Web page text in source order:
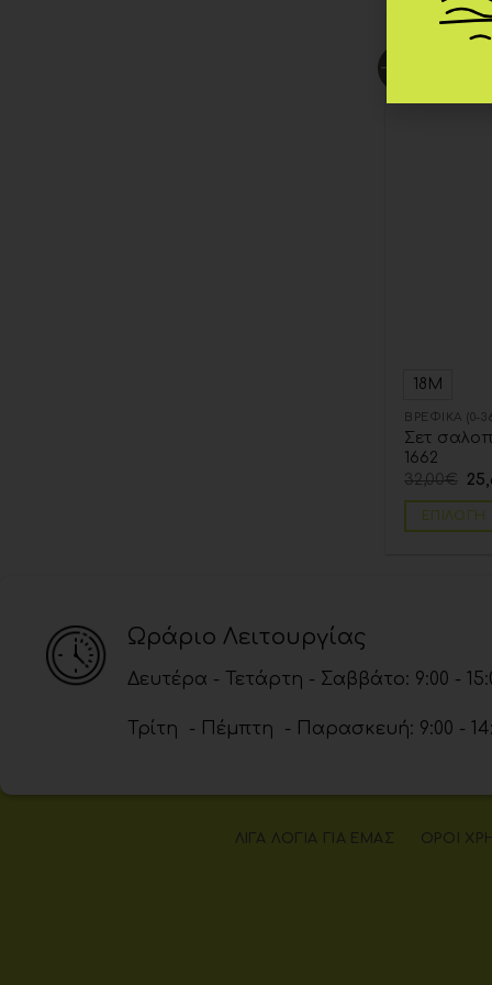
-20%
18Μ
ΒΡΕΦΙΚΆ (0-
Σετ
1662
32,00€
ΕΠΙΛΟΓΉ
Ωράριο Λειτουργίας
Δευτέρα - Τετάρτη - Σαββάτο: 9:00 -
Τρίτη - Πέμπτη - Παρασκευή: 9:00 -
ΛΊΓΑ ΛΌΓΙΑ ΓΙΑ ΕΜΆΣ ΌΡΟΙ